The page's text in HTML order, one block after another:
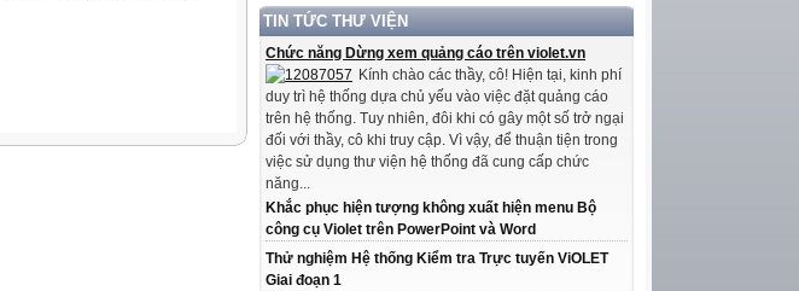
TIN TỨC THƯ VIỆN
Chức năng Dừng xem quảng cáo trên violet.vn
Kính chào các thầy, cô! Hiện tại, kinh phí
duy trì hệ thống dựa chủ yếu vào việc đặt quảng cáo
trên hệ thống. Tuy nhiên, đôi khi có gây một số trở ngại
đối với thầy, cô khi truy cập. Vì vậy, để thuận tiện trong
việc sử dụng thư viện hệ thống đã cung cấp chức
năng...
Khắc phục hiện tượng không xuất hiện menu Bộ
công cụ Violet trên PowerPoint và Word
Thử nghiệm Hệ thống Kiểm tra Trực tuyến ViOLET
Giai đoạn 1